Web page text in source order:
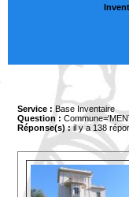
Service : Base Inventaire
Question :
Réponse(s) :il y a 138